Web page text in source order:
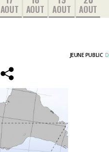
AOUT AOUT AOUT AOUT
JEUNE PUBLIC